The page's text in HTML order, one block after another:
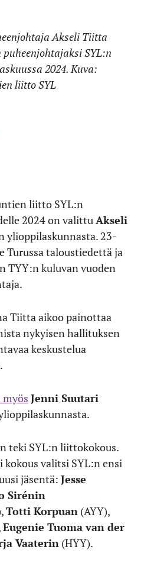
Akseli Tiitta
SYL:n
2024. Kuva:
liitto SYL
liitto SYL:n
2024 on valittuAkseli
ylioppilaskunnasta. 23-
Turussa taloustiedettä ja
TYY:n kuluvan vuoden
Tiitta aikoo painottaa
nykyisen hallituksen
keskustelua
Jenni Suutari
teki SYL:n liittokokous.
valitsi SYL:n ensi
jäsentä: Jesse
Sirénin
Totti Korpuan (AYY),
Eugenie Tuoma van der
Vaaterin (HYY).